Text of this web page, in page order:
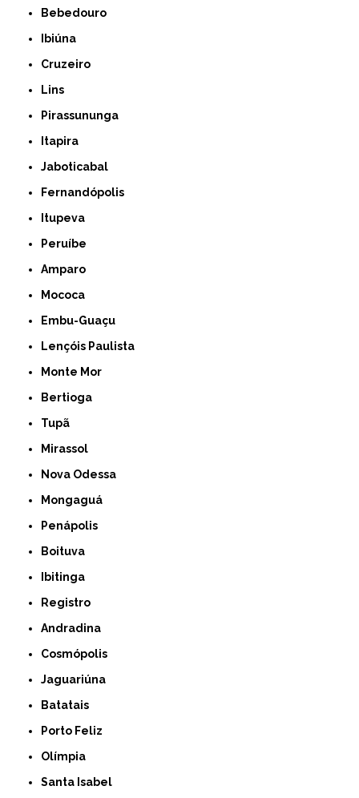
Bebedouro
Ibiúna
Cruzeiro
Lins
Pirassununga
Itapira
Jaboticabal
Fernandópolis
Itupeva
Peruíbe
Amparo
Mococa
Embu-Guaçu
Lençóis Paulista
Monte Mor
Bertioga
Tupã
Mirassol
Nova Odessa
Mongaguá
Penápolis
Boituva
Ibitinga
Registro
Andradina
Cosmópolis
Jaguariúna
Batatais
Porto Feliz
Olímpia
Santa Isabel